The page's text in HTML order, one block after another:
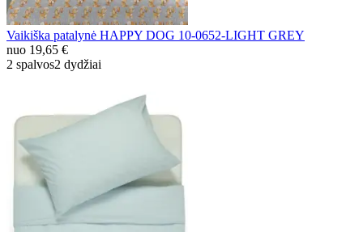
Vaikiška patalynė HAPPY DOG 10-0652-LIGHT GREY
nuo 19,65 €
2 spalvos2 dydžiai